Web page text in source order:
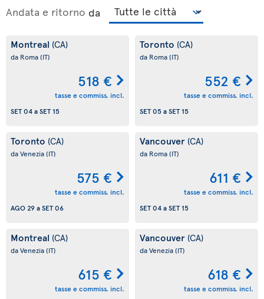
Andata e ritorno da
Montreal (CA)
da Roma(IT)
518 €
tasse e commiss. incl.
SET 04aSET 15
Toronto (CA)
da Roma(IT)
552 €
tasse e commiss. incl.
SET 05aSET 15
Toronto (CA)
da Venezia(IT)
575 €
tasse e commiss. incl.
AGO 29aSET 06
Vancouver (CA)
da Roma(IT)
611 €
tasse e commiss. incl.
SET 04aSET 15
Montreal (CA)
da Venezia(IT)
615 €
tasse e commiss. incl.
Vancouver (CA)
da Venezia(IT)
618 €
tasse e commiss. incl.